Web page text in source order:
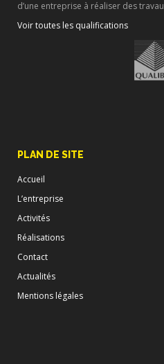
d’une entreprise à réaliser des
Voir toutes les qualifications
PLAN DE SITE
Accueil
L’entreprise
Activités
Réalisations
Contact
Actualités
Mentions légales